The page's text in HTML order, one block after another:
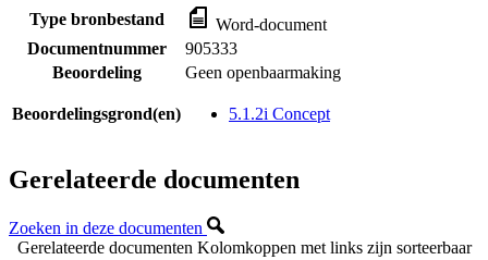
Type bronbestand
Word-document
Documentnummer
905333
Beoordeling
Geen openbaarmaking
Beoordelingsgrond(en) 5.1.2i Concept
Gerelateerde documenten
Zoeken in deze documenten
Gerelateerde documenten Kolomkoppen met links zijn sorteerbaar